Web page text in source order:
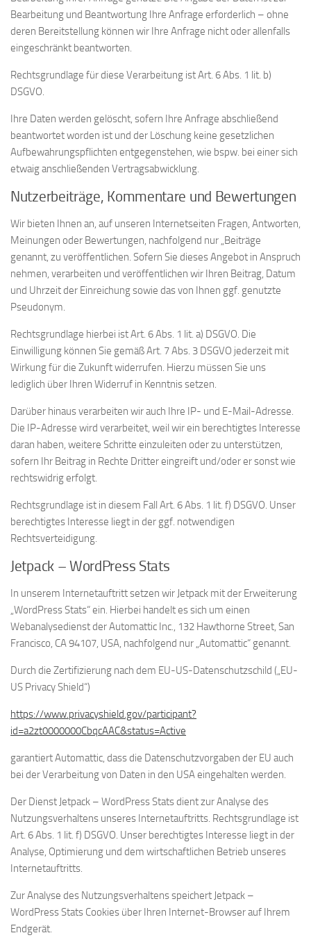
Bearbeitung und Beantwortung Ihre Anfrage erforderlich – ohne
deren Bereitstellung können wir Ihre Anfrage nicht oder allenfalls
eingeschränkt beantworten.
Rechtsgrundlage für diese Verarbeitung ist Art. 6 Abs. 1 lit. b)
DSGVO.
Ihre Daten werden gelöscht, sofern Ihre Anfrage abschließend
beantwortet worden ist und der Löschung keine gesetzlichen
Aufbewahrungspflichten entgegenstehen, wie bspw. bei einer sich
etwaig anschließenden Vertragsabwicklung.
Nutzerbeiträge, Kommentare und Bewertungen
Wir bieten Ihnen an, auf unseren Internetseiten Fragen, Antworten,
Meinungen oder Bewertungen, nachfolgend nur „Beiträge
genannt, zu veröffentlichen. Sofern Sie dieses Angebot in Anspruch
nehmen, verarbeiten und veröffentlichen wir Ihren Beitrag, Datum
und Uhrzeit der Einreichung sowie das von Ihnen ggf. genutzte
Pseudonym.
Rechtsgrundlage hierbei ist Art. 6 Abs. 1 lit. a) DSGVO. Die
Einwilligung können Sie gemäß Art. 7 Abs. 3 DSGVO jederzeit mit
Wirkung für die Zukunft widerrufen. Hierzu müssen Sie uns
lediglich über Ihren Widerruf in Kenntnis setzen.
Darüber hinaus verarbeiten wir auch Ihre IP- und E-Mail-Adresse.
Die IP-Adresse wird verarbeitet, weil wir ein berechtigtes Interesse
daran haben, weitere Schritte einzuleiten oder zu unterstützen,
sofern Ihr Beitrag in Rechte Dritter eingreift und/oder er sonst wie
rechtswidrig erfolgt.
Rechtsgrundlage ist in diesem Fall Art. 6 Abs. 1 lit. f) DSGVO. Unser
berechtigtes Interesse liegt in der ggf. notwendigen
Rechtsverteidigung.
Jetpack – WordPress Stats
In unserem Internetauftritt setzen wir Jetpack mit der Erweiterung
„WordPress Stats“ ein. Hierbei handelt es sich um einen
Webanalysedienst der Automattic Inc., 132 Hawthorne Street, San
Francisco, CA 94107, USA, nachfolgend nur „Automattic“ genannt.
Durch die Zertifizierung nach dem EU-US-Datenschutzschild („EU-
US Privacy Shield“)
https://www.privacyshield.gov/participant?
id=a2zt0000000CbqcAAC&status=Active
garantiert Automattic, dass die Datenschutzvorgaben der EU auch
bei der Verarbeitung von Daten in den USA eingehalten werden.
Der Dienst Jetpack – WordPress Stats dient zur Analyse des
Nutzungsverhaltens unseres Internetauftritts. Rechtsgrundlage ist
Art. 6 Abs. 1 lit. f) DSGVO. Unser berechtigtes Interesse liegt in der
Analyse, Optimierung und dem wirtschaftlichen Betrieb unseres
Internetauftritts.
Zur Analyse des Nutzungsverhaltens speichert Jetpack –
WordPress Stats Cookies über Ihren Internet-Browser auf Ihrem
Endgerät.